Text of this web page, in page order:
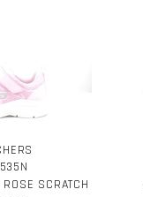
SCRATCH